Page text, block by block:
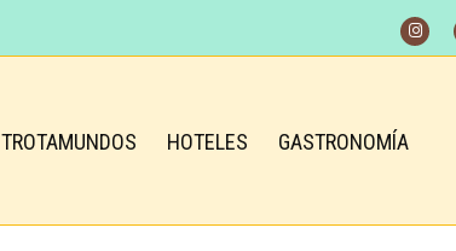
TROTAMUNDOS HOTELES GASTRONOMÍA